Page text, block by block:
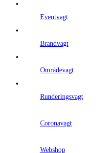
Eventvagt
Brandvagt
Områdevagt
Runderingsvagt
Coronavagt
Webshop